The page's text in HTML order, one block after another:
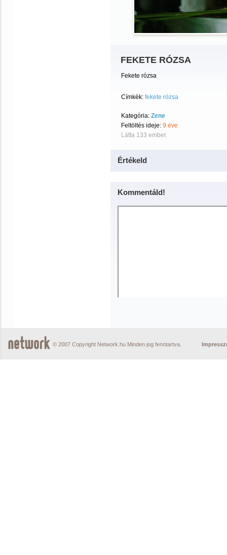
FEKETE RÓZSA
Fekete rózsa
Címkék: fekete rózsa
Kategória: Zene
Feltöltés ideje: 9 éve
Látta 133 ember.
Értékeld
Kommentáld!
© 2007 Copyright Network.hu Minden jog fenntartva.